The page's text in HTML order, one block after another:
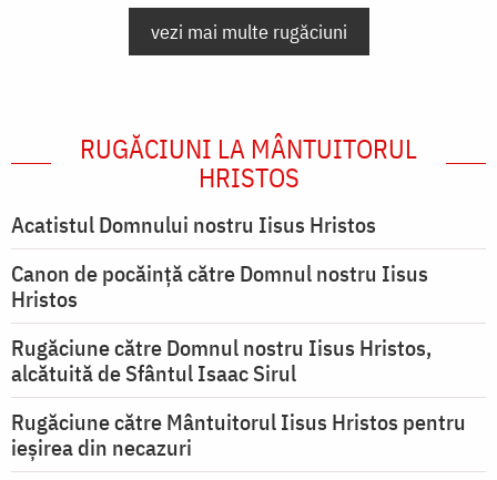
vezi mai multe rugăciuni
RUGĂCIUNI LA MÂNTUITORUL
HRISTOS
Acatistul Domnului nostru Iisus Hristos
Canon de pocăință către Domnul nostru Iisus
Hristos
Rugăciune către Domnul nostru Iisus Hristos,
alcătuită de Sfântul Isaac Sirul
Rugăciune către Mântuitorul Iisus Hristos pentru
ieşirea din necazuri